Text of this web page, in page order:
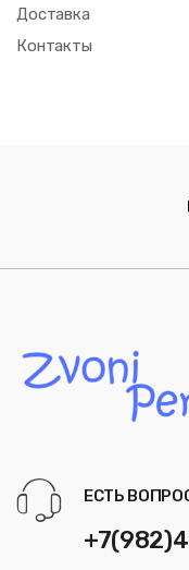
Доставка
Контакты
ЕСТЬ